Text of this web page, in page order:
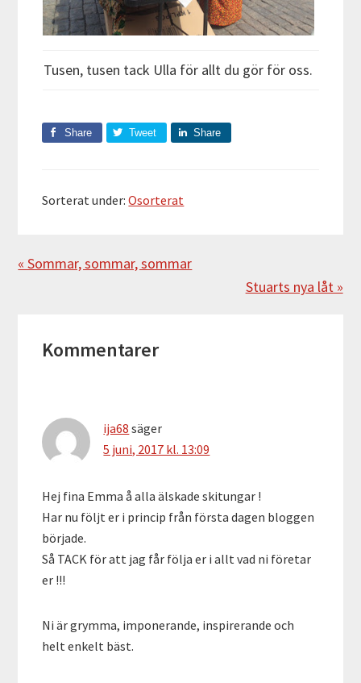
Tusen, tusen tack Ulla för allt du gör för oss.
Share Tweet Share
Sorterat under:Osorterat
Föregående
« Sommar, sommar, sommar
Nästa
Stuarts nya låt »
Kommentarer
ija68 säger
5 juni, 2017 kl. 13:09
Hej fina Emma å alla älskade skitungar !
Har nu följt er i princip från första dagen bloggen
började.
Så TACK för att jag får följa er i allt vad ni företar
er !!!
Ni är grymma, imponerande, inspirerande och
helt enkelt bäst.